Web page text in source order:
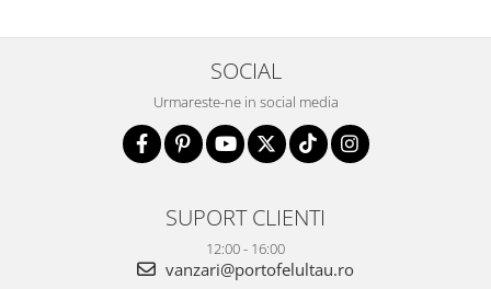
SOCIAL
Urmareste-ne in social media
SUPORT CLIENTI
12:00 - 16:00
vanzari@portofelultau.ro